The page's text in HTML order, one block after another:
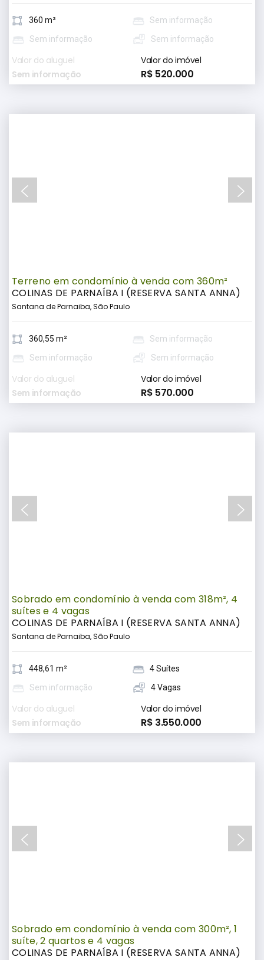
360 m²
Sem informação
Sem informação
Sem informação
Valor do aluguel
Sem informação
Valor do imóvel
R$ 520.000
Terreno em condomínio à venda com 360m²
COLINAS DE PARNAÍBA I (RESERVA SANTA ANNA)
Santana de Parnaiba, São Paulo
360,55 m²
Sem informação
Sem informação
Sem informação
Valor do aluguel
Sem informação
Valor do imóvel
R$ 570.000
Sobrado em condomínio à venda com 318m², 4
suítes e 4 vagas
COLINAS DE PARNAÍBA I (RESERVA SANTA ANNA)
Santana de Parnaiba, São Paulo
448,61 m²
4 Suítes
Sem informação
4 Vagas
Valor do aluguel
Sem informação
Valor do imóvel
R$ 3.550.000
Sobrado em condomínio à venda com 300m², 1
suíte, 2 quartos e 4 vagas
COLINAS DE PARNAÍBA I (RESERVA SANTA ANNA)